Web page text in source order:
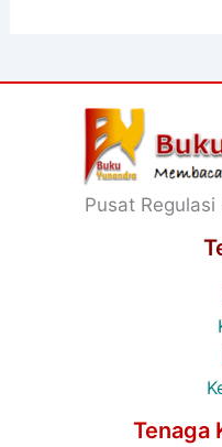
Pusat
Tenaga